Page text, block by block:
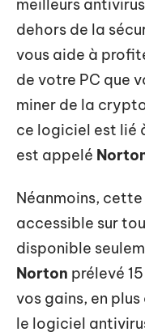
meilleurs
dehors de la
vous aide à
de votre PC que
miner de la
ce logiciel est lié
est appelé
Néanmoins,
accessible sur
disponible
Norton prélevé
vos gains, en
le logiciel